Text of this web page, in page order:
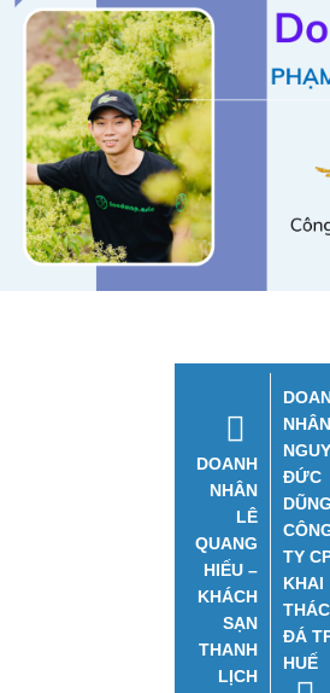
DOANH
NHÂN
LÊ
QUANG
HIẾU –
KHÁCH
SẠN
THANH
LỊCH
NHÂN
ĐỨC
TY
KHAI
THÁC
ĐÁ
HUẾ